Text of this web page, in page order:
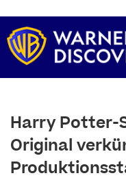
Harry Potter-
Original